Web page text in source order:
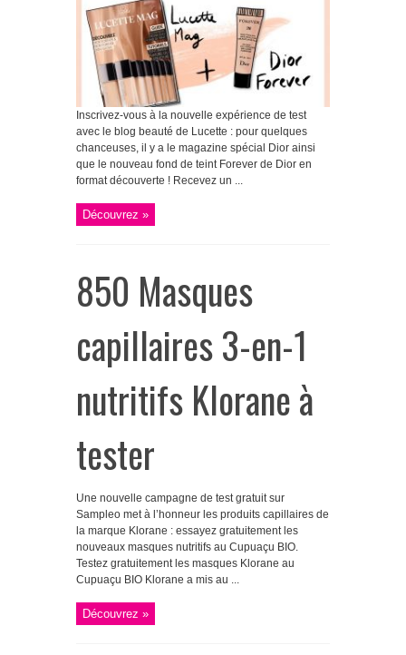
Inscrivez-vous à la nouvelle expérience de test
avec le blog beauté de Lucette : pour quelques
chanceuses, il y a le magazine spécial Dior ainsi
que le nouveau fond de teint Forever de Dior en
format découverte ! Recevez un ...
Découvrez »
850 Masques
capillaires 3-en-1
nutritifs Klorane à
tester
Une nouvelle campagne de test gratuit sur
Sampleo met à l’honneur les produits capillaires de
la marque Klorane : essayez gratuitement les
nouveaux masques nutritifs au Cupuaçu BIO.
Testez gratuitement les masques Klorane au
Cupuaçu BIO Klorane a mis au ...
Découvrez »